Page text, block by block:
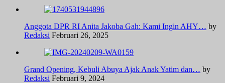
Anggota DPR RI Anita Jakoba Gah: Kami Ingin AHY… by
Redaksi Februari 26, 2025
Grand Opening, Kebuli Abuya Ajak Anak Yatim dan… by
Redaksi Februari 9, 2024